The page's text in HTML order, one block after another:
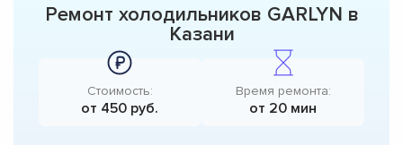
Ремонт холодильников GARLYN в
Казани
Стоимость:
от 450 руб.
Время ремонта:
от 20 мин